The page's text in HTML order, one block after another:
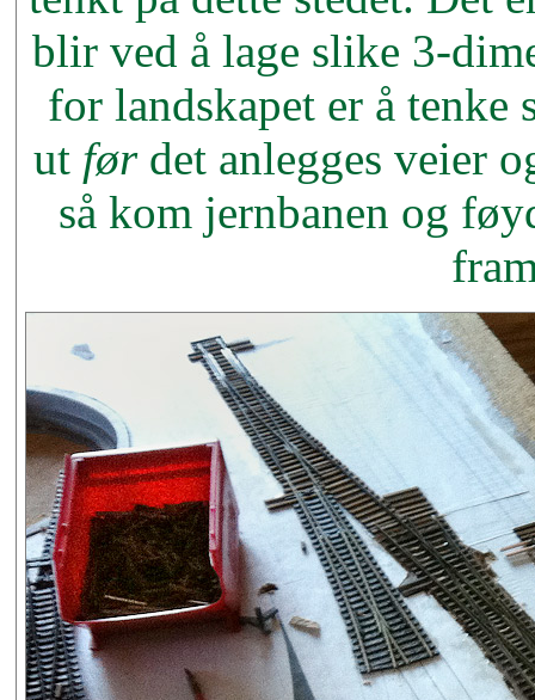
blir ved å lage slike 3-
for landskapet er å tenke
ut førdet anlegges veier
så kom jernbanen og